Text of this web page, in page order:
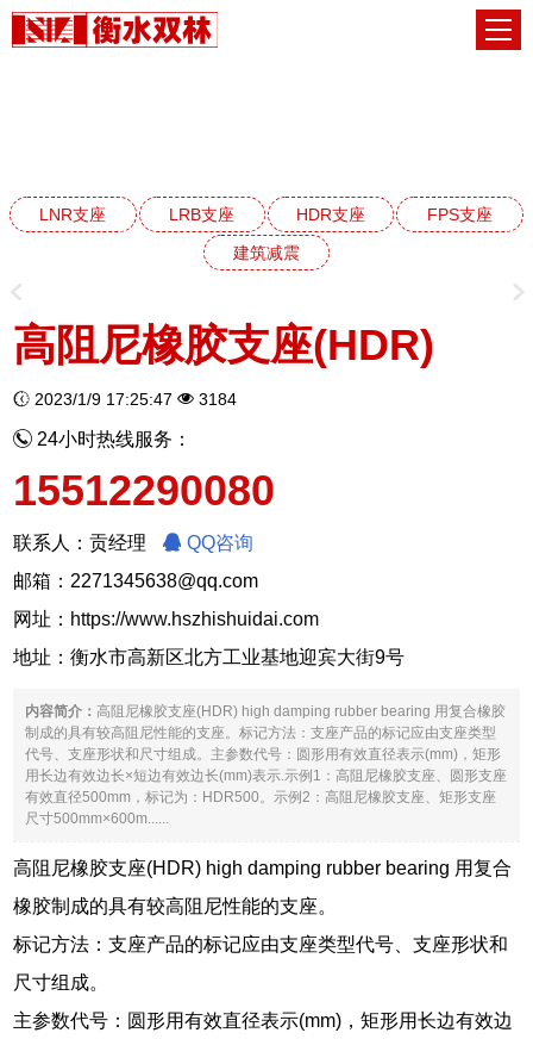
LNR支座 LRB支座 HDR支座
FPS支座
建筑减震
高阻尼橡胶支座(HDR)
2023/1/9 17:25:47 3184
24小时热线服务：
15512290080
联系人：贡经理
QQ咨询
邮箱：2271345638@qq.com
网址： https://www.hszhishuidai.com
地址：衡水市高新区北方工业基地迎宾大街9号
内容简介：高阻尼橡胶支座(HDR) high damping rubber bearing 用复合橡胶
制成的具有较高阻尼性能的支座。标记方法：支座产品的标记应由支座类型
代号、支座形状和尺寸组成。主参数代号：圆形用有效直径表示(mm)，矩形
用长边有效边长×短边有效边长(mm)表示.示例1：高阻尼橡胶支座、圆形支座
有效直径500mm，标记为：HDR500。示例2：高阻尼橡胶支座、矩形支座
尺寸500mm×600m......
高阻尼橡胶支座(HDR) high damping rubber bearing 用复合
橡胶制成的具有较高阻尼性能的支座。
标记方法：支座产品的标记应由支座类型代号、支座形状和
尺寸组成。
主参数代号：圆形用有效直径表示(mm)，矩形用长边有效边